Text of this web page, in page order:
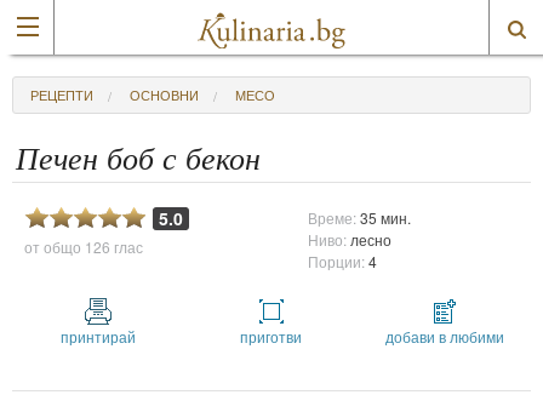
РЕЦЕПТИ ОСНОВНИ МЕСО
Печен боб с бекон
5.0
от общо 126 глас
Време:35 мин.
Ниво: лесно
Порции:4
принтирай приготви добави в любими